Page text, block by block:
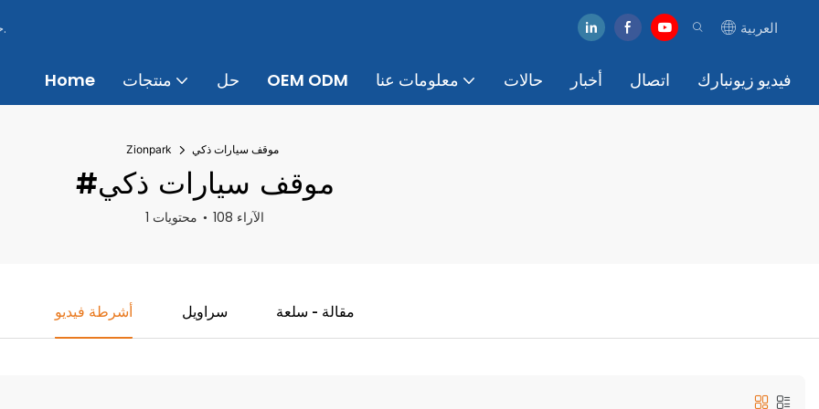
منذ عام 2013، تقدم Zionpark حلول مواقف السيارات الذكية الاحترافية. العربية
Home منتجات حل OEM ODM معلومات عنا حالات أخبار اتصال فيديو زيونبارك
Zionpark موقف سيارات ذكي
#موقف سيارات ذكي
1 محتويات 108 الآراء
أشرطة فيديو سراويل مقالة - سلعة